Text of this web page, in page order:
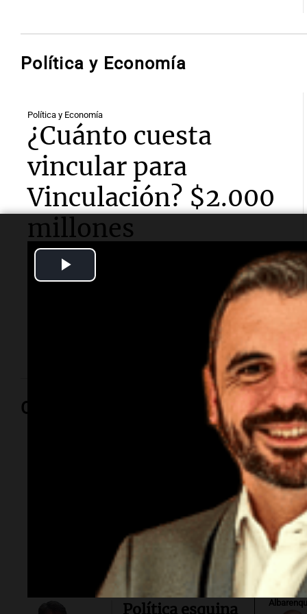
Política y Economía
Política y Economía
¿Cuánto cuesta
vincular para
Vinculación? $2.000
millones
El ministerio provincial contratará vehículos con
chofer. Serán autos, minibuses y ómnibus. Los
contratos se los quedaron dos empresas de la ciudad
de Córdoba y otra de San Marcos Sierras |
Opinión
Política esquina
Por
Federico